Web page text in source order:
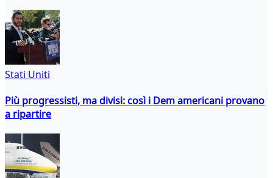
Stati Uniti
Più progressisti, ma divisi: così i Dem americani provano
a ripartire